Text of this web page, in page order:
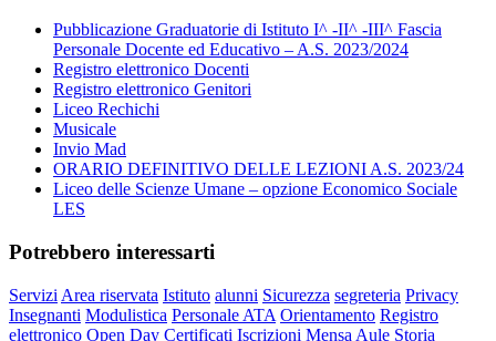
Pubblicazione Graduatorie di Istituto I^ -II^ -III^ Fascia
Personale Docente ed Educativo – A.S. 2023/2024
Registro elettronico Docenti
Registro elettronico Genitori
Liceo Rechichi
Musicale
Invio Mad
ORARIO DEFINITIVO DELLE LEZIONI A.S. 2023/24
Liceo delle Scienze Umane – opzione Economico Sociale
LES
Potrebbero interessarti
Servizi Area riservata Istituto alunni Sicurezza segreteria Privacy
Insegnanti Modulistica Personale ATA Orientamento Registro
elettronico Open Day Certificati Iscrizioni Mensa Aule Storia